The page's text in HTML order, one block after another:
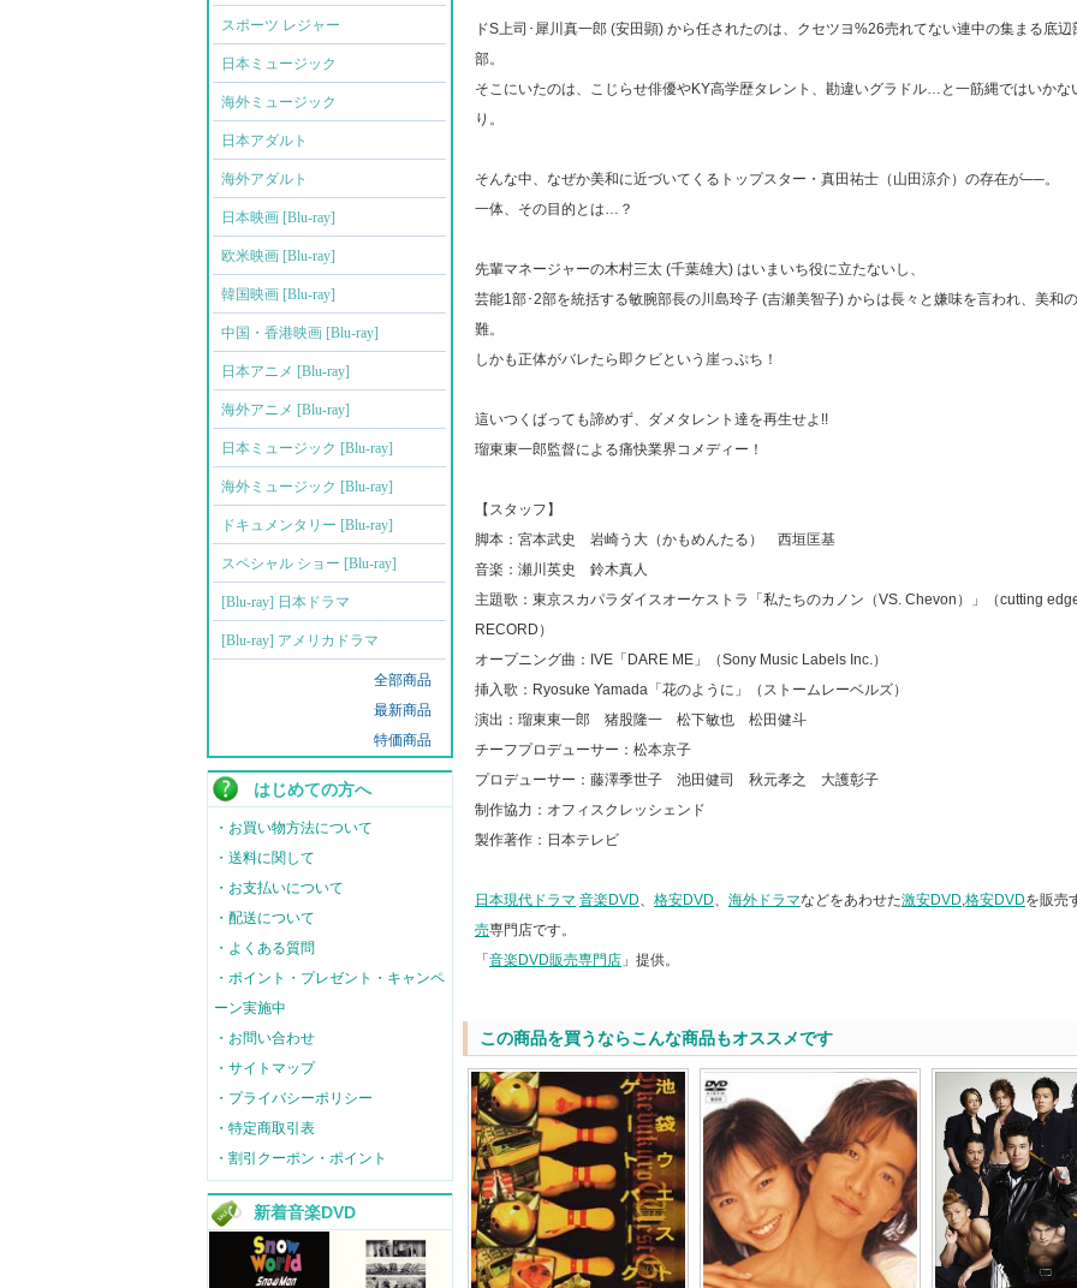
スポーツ レジャー
日本ミュージック
海外ミュージック
日本アダルト
海外アダルト
日本映画 [Blu-ray]
欧米映画 [Blu-ray]
韓国映画 [Blu-ray]
中国・香港映画 [Blu-ray]
日本アニメ [Blu-ray]
海外アニメ [Blu-ray]
日本ミュージック [Blu-ray]
海外ミュージック [Blu-ray]
ドキュメンタリー [Blu-ray]
スペシャル ショー [Blu-ray]
[Blu-ray] 日本ドラマ
[Blu-ray] アメリカドラマ
全部商品
最新商品
特価商品
はじめての方へ
・お買い物方法について
・送料に関して
・お支払いについて
・配送について
・よくある質問
・ポイント・プレゼント・キャンペ
ーン実施中
・お問い合わせ
・サイトマップ
・プライバシーポリシー
・特定商取引表
・割引クーポン・ポイント
新着音楽DVD
ドS上司･犀川真一郎 (安田顕) から任されたのは、クセツヨ%26売れてない連中の集まる底辺
部。
そこにいたのは、こじらせ俳優やKY高学歴タレント、勘違いグラドル…と一筋縄ではいかな
り。
そんな中、なぜか美和に近づいてくるトップスター・真田祐士（山田涼介）の存在が──。
一体、その目的とは…？
先輩マネージャーの木村三太 (千葉雄大) はいまいち役に立たないし、
芸能1部･2部を統括する敏腕部長の川島玲子 (吉瀬美智子) からは長々と嫌味を言われ、美和
難。
しかも正体がバレたら即クビという崖っぷち！
這いつくばっても諦めず、ダメタレント達を再生せよ!!
瑠東東一郎監督による痛快業界コメディー！
【スタッフ】
脚本：宮本武史 岩崎う大（かもめんたる） 西垣匡基
音楽：瀬川英史 鈴木真人
主題歌：東京スカパラダイスオーケストラ「私たちのカノン（VS. Chevon）」（cutting
RECORD）
オープニング曲：IVE「DARE ME」（Sony Music Labels Inc.）
挿入歌：Ryosuke Yamada「花のように」（ストームレーベルズ）
演出：瑠東東一郎 猪股隆一 松下敏也 松田健斗
チーフプロデューサー：松本京子
プロデューサー：藤澤季世子 池田健司 秋元孝之 大護彰子
制作協力：オフィスクレッシェンド
製作著作：日本テレビ
日本現代ドラマ 音楽DVD、 格安DVD、 海外ドラマなどをあわせた激安DVD,格安DVDを販売
売専門店です。
「 音楽DVD販売専門店 」提供。
この商品を買うならこんな商品もオススメです